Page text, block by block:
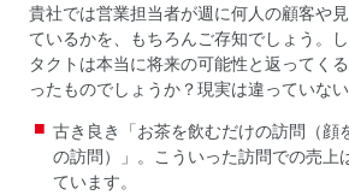
貴社では営業担当者が週に何人の顧客や
ているかを、もちろんご存知でしょう。
タクトは本当に将来の可能性と返ってく
ったものでしょうか？現実は違っていな
古き良き「お茶を飲むだけの訪問（顔
の訪問）」。こういった訪問での売上
ています。